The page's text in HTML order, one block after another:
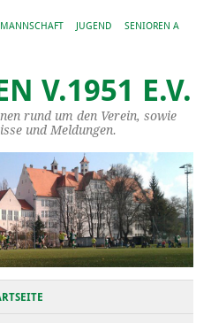
JUGEND SENIOREN A
V.1951 E.V.
rund um den Verein, sowie
und Meldungen.